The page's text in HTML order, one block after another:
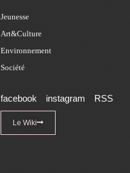
Jeunesse
Art&Culture
Environnement
Société
facebook instagram RSS
Le Wiki